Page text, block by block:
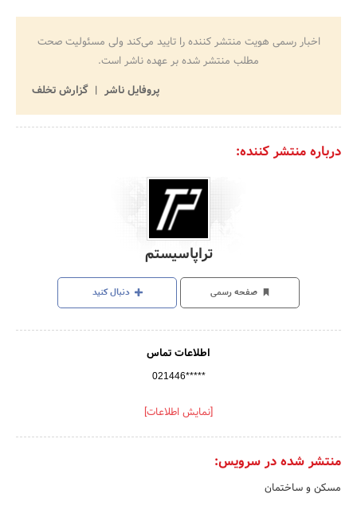
اخبار رسمی هویت منتشر کننده را تایید می‌کند ولی مسئولیت صحت
مطلب منتشر شده بر عهده ناشر است.
پروفایل ناشر
گزارش تخلف
درباره منتشر کننده:
تراپاسیستم
صفحه رسمی دنبال کنید
اطلاعات تماس
021446*****
[نمایش اطلاعات]
منتشر شده در سرویس:
مسکن و ساختمان